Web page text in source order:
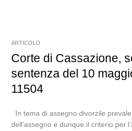
ARTICOLO
Corte di Cassazione,
sentenza del 10
11504
In tema di assegno divorzile
dell’assegno e dunque il criterio per